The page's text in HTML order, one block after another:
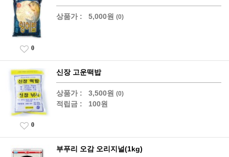
상품가 : 5,000원 (0)
0
신장 고운떡밥
상품가 : 3,500원 (0)
적립금 : 100원
0
부푸리 오감 오리지널(1kg)